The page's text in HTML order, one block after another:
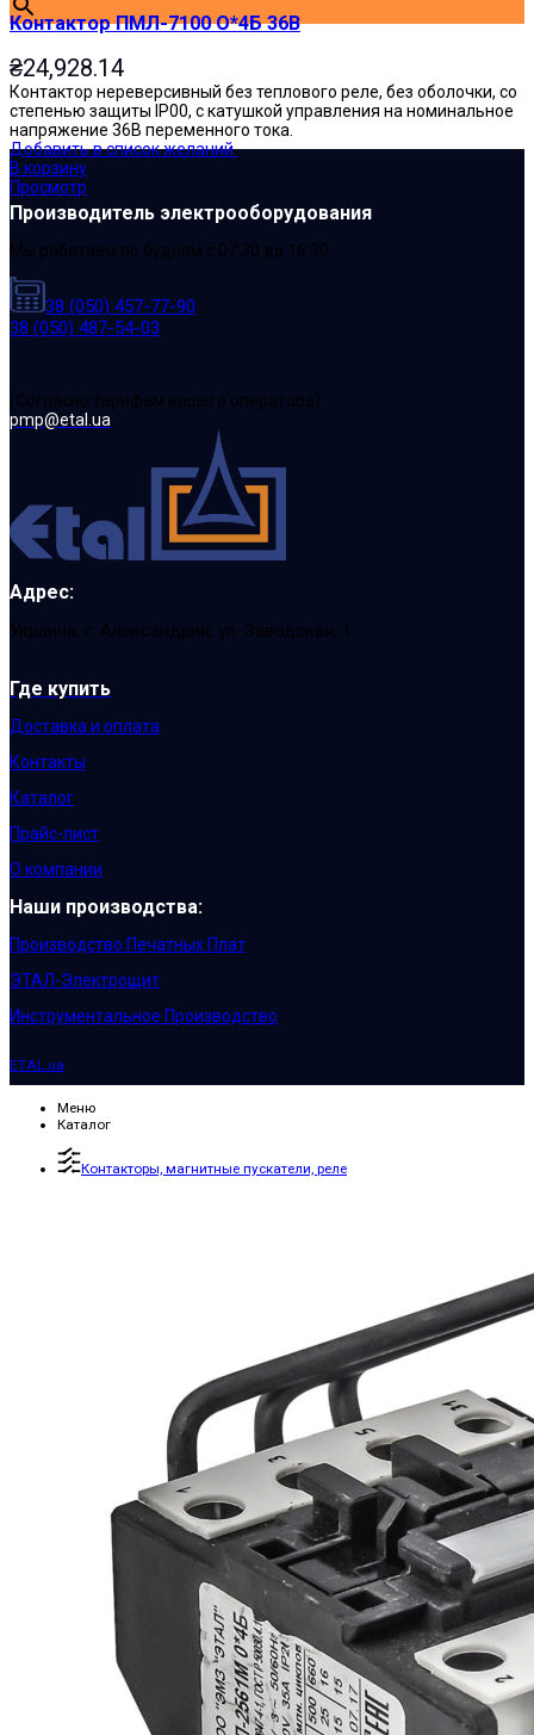
Контактор ПМЛ-7100 О*4Б 36В
₴24,928.14
Контактор нереверсивный без теплового реле, без оболочки, со
степенью защиты IP00, с катушкой управления на номинальное
напряжение 36В переменного тока.
Добавить в список желаний
В корзину
Просмотр
Производитель электрооборудования
Мы работаем по будням с 07:30 до 16:30
38 (050) 457-77-90
38 (050) 487-54-03
(Cогласно тарифам вашего оператора)
pmp@etal.ua
Адрес:
Украина, г. Александрия, ул. Заводская, 1
Где купить
Доставка и оплата
Контакты
Каталог
Прайс-лист
О компании
Наши производства:
Производство Печатных Плат
ЭТАЛ-Электрощит
Инструментальное Производство
ETAL.ua
Меню
Каталог
Контакторы, магнитные пускатели, реле